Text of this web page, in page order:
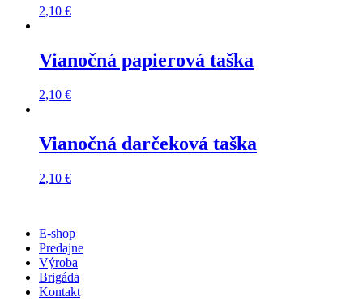
2,10 €
Vianočná papierová taška
2,10 €
Vianočná darčeková taška
2,10 €
E-shop
Predajne
Výroba
Brigáda
Kontakt